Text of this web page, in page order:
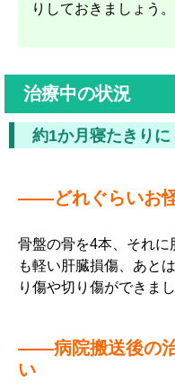
りしておきましょう。
治療中の状況
約1か月寝たきりに
――どれぐらいお
骨盤の骨を4本、それに
も軽い肝臓損傷、あと
り傷や切り傷ができまし
――病院搬送後の
い